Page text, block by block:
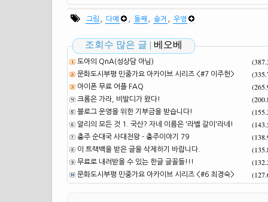
그림 다예 돌째 솔거 우영
조회수 많은 글 | 베오베
도아의 QnA(성상담 아님)
문화도시부평 민중가요 아카이브 시리즈 <#7 이주헌>
아이폰 무료 어플 FAQ
크롬은 가라, 비발디가 왔다!
블로그 운영을 위한 기부금을 받습니다!
알리의 모든 것 1. 국산? 자네 이름은 '라벨 갈이'라네!
충주 순대국 사대천왕 - 충주이야기 79
이 트랙백을 받은 글을 삭제하기 바랍니다.
무료로 내려받을 수 있는 한글 글꼴들!!!
문화도시부평 민중가요 아카이브 시리즈 <#6 최경숙>